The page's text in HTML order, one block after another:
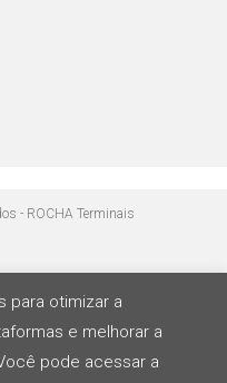
- ROCHA Terminais
para otimizar a
e melhorar a
pode acessar a